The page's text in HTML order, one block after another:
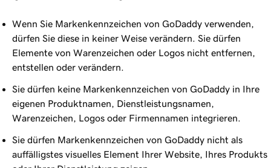
Wenn Sie Markenkennzeichen von GoDaddy verwenden,
dürfen Sie diese in keiner Weise verändern. Sie dürfen
Elemente von Warenzeichen oder Logos nicht entfernen,
entstellen oder verändern.
Sie dürfen keine Markenkennzeichen von GoDaddy in Ihre
eigenen Produktnamen, Dienstleistungsnamen,
Warenzeichen, Logos oder Firmennamen integrieren.
Sie dürfen Markenkennzeichen von GoDaddy nicht als
auffälligstes visuelles Element Ihrer Website, Ihres Produkts